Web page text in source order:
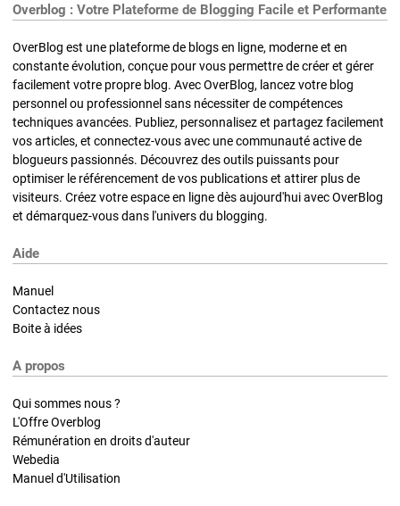
Overblog : Votre Plateforme de Blogging Facile et Performante
OverBlog est une plateforme de blogs en ligne, moderne et en
constante évolution, conçue pour vous permettre de créer et gérer
facilement votre propre blog. Avec OverBlog, lancez votre blog
personnel ou professionnel sans nécessiter de compétences
techniques avancées. Publiez, personnalisez et partagez facilement
vos articles, et connectez-vous avec une communauté active de
blogueurs passionnés. Découvrez des outils puissants pour
optimiser le référencement de vos publications et attirer plus de
visiteurs. Créez votre espace en ligne dès aujourd'hui avec OverBlog
et démarquez-vous dans l'univers du blogging.
Aide
Manuel
Contactez nous
Boite à idées
A propos
Qui sommes nous ?
L'Offre Overblog
Rémunération en droits d'auteur
Webedia
Manuel d'Utilisation